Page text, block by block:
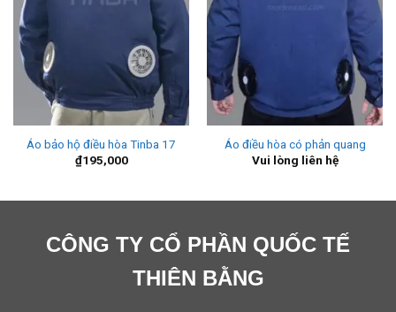
Áo bảo hộ điều hòa Tinba 17
₫195,000
Áo điều hòa có phản quang
Vui lòng liên hệ
CÔNG TY CỔ PHẦN QUỐC TẾ
THIÊN BẰNG